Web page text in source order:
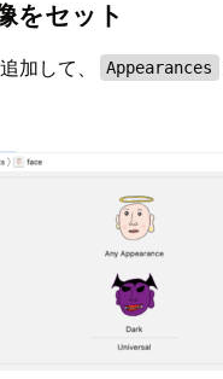
をセット
加して、 Appearances